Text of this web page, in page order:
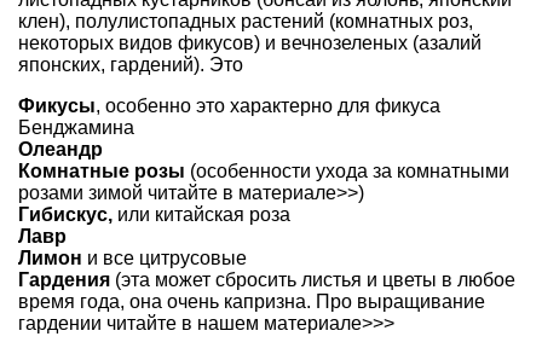
клен), полулистопадных растений (комнатных роз,
некоторых видов фикусов) и вечнозеленых (азалий
японских, гардений). Это
Фикусы, особенно это характерно для фикуса
Бенджамина
Олеандр
Комнатные розы (особенности ухода за комнатными
розами зимой читайте в материале>>)
Гибискус, или китайская роза
Лавр
Лимон и все цитрусовые
Гардения (эта может сбросить листья и цветы в любое
время года, она очень капризна. Про выращивание
гардении читайте в нашем материале>>>